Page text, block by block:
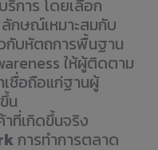
ริการ โดยเลือก
กษณ์เหมาะสมกับ
กับหัตถการพื้นฐาน
ให้ผู้ติดตาม
ชื่อถือแก่ฐานผู้
น
ที่เกิดขึ้นจริง
การทำการตลาด